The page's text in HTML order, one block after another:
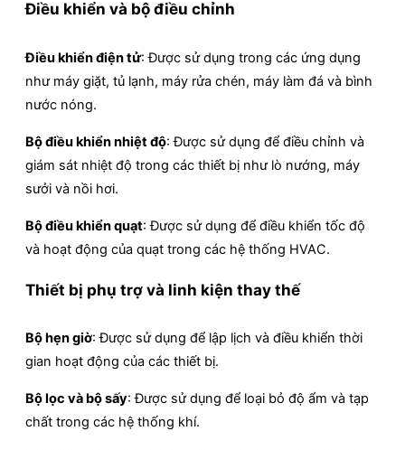
Điều khiển và bộ điều chỉnh
Điều khiển điện tử: Được sử dụng trong các ứng dụng
như máy giặt, tủ lạnh, máy rửa chén, máy làm đá và bình
nước nóng.
Bộ điều khiển nhiệt độ: Được sử dụng để điều chỉnh và
giám sát nhiệt độ trong các thiết bị như lò nướng, máy
sưởi và nồi hơi.
Bộ điều khiển quạt: Được sử dụng để điều khiển tốc độ
và hoạt động của quạt trong các hệ thống HVAC.
Thiết bị phụ trợ và linh kiện thay thế
Bộ hẹn giờ: Được sử dụng để lập lịch và điều khiển thời
gian hoạt động của các thiết bị.
Bộ lọc và bộ sấy: Được sử dụng để loại bỏ độ ẩm và tạp
chất trong các hệ thống khí.